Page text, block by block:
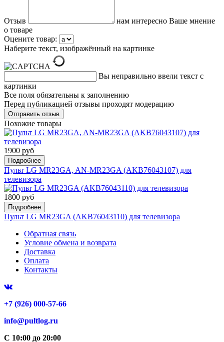
Отзыв
нам интересно Ваше мнение
о товаре
Оцените товар:
Наберите текст, изображённый на картинке
Вы неправильно ввели текст с
картинки
Все поля обязательны к заполнению
Перед публикацией отзывы проходят модерацию
Похожие товары
1900 руб
Подробнее
Пульт LG MR23GA, AN-MR23GA (AKB76043107) для
телевизора
1800 руб
Подробнее
Пульт LG MR23GA (AKB76043110) для телевизора
Обратная связь
Условие обмена и возврата
Доставка
Оплата
Контакты
+7 (926) 000-57-66
info@pultlog.ru
С 10:00 до 20:00